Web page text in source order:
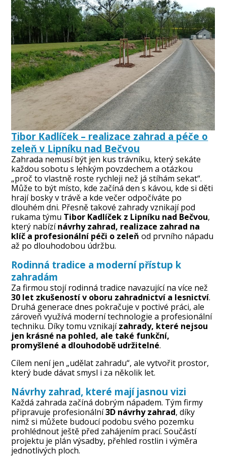
Tibor Kadlíček – realizace zahrad a péče o
zeleň v Lipníku nad Bečvou
Zahrada nemusí být jen kus trávníku, který sekáte
každou sobotu s lehkým povzdechem a otázkou
„proč to vlastně roste rychleji než já stíhám sekat“.
Může to být místo, kde začíná den s kávou, kde si děti
hrají bosky v trávě a kde večer odpočíváte po
dlouhém dni. Přesně takové zahrady vznikají pod
rukama týmu Tibor Kadlíček z Lipníku nad Bečvou,
který nabízínávrhy zahrad, realizace zahrad na
klíč a profesionální péči o zeleň od prvního nápadu
až po dlouhodobou údržbu.
Rodinná tradice a moderní přístup k
zahradám
Za firmou stojí rodinná tradice navazující na více než
30 let zkušeností v oboru zahradnictví a lesnictví.
Druhá generace dnes pokračuje v poctivé práci, ale
zároveň využívá moderní technologie a profesionální
techniku. Díky tomu vznikajízahrady, které nejsou
jen krásné na pohled, ale také funkční,
promyšlené a dlouhodobě udržitelné.
Cílem není jen „udělat zahradu“, ale vytvořit prostor,
který bude dávat smysl i za několik let.
Návrhy zahrad, které mají jasnou vizi
Každá zahrada začíná dobrým nápadem. Tým firmy
připravuje profesionální3D návrhy zahrad, díky
nimž si můžete budoucí podobu svého pozemku
prohlédnout ještě před zahájením prací. Součástí
projektu je plán výsadby, přehled rostlin i výměra
jednotlivých ploch.